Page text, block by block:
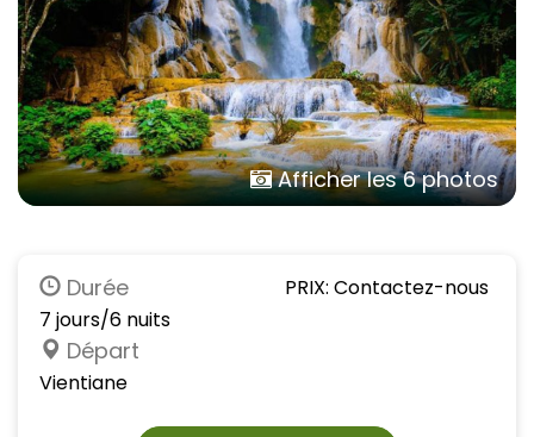
Afficher les 6 photos
Durée
7 jours/6 nuits
Départ
Vientiane
PRIX: Contactez-nous